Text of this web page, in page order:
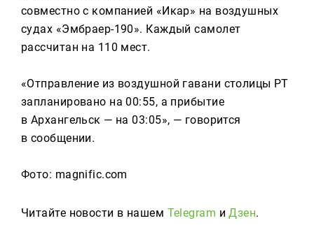
совместно с компанией «Икар» на воздушных
судах «Эмбраер-190». Каждый самолет
рассчитан на 110 мест.
«Отправление из воздушной гавани столицы РТ
запланировано на 00:55, а прибытие
в Архангельск — на 03:05», — говорится
в сообщении.
Фото: magnific.com
Читайте новости в нашем Telegram иДзен.